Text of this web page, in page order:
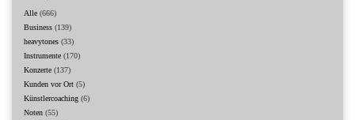
Alle (666)
Business (139)
heavytones (33)
Instrumente (170)
Konzerte (137)
Kunden vor Ort (5)
Künstlercoaching (6)
Noten (55)